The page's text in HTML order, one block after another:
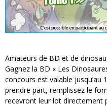
Amateurs de BD et de
Gagnez la BD « Les
concours est valable jusqu’au
prendre part, remplissez le
recevront leur lot directement